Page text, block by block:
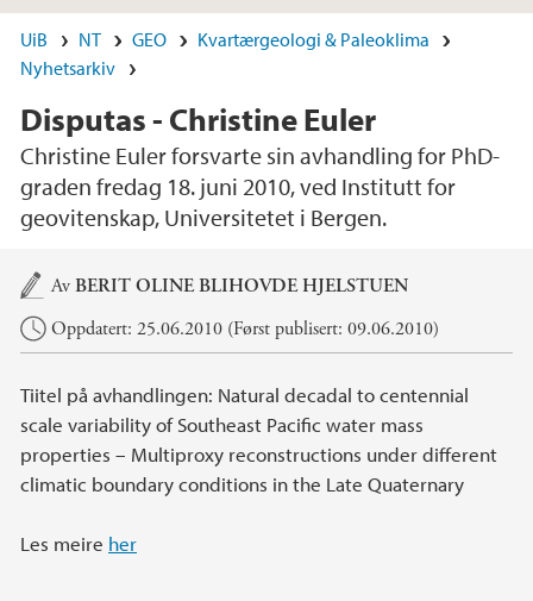
UiB NT GEO
Kvartærgeologi & Paleoklima
Nyhetsarkiv
Disputas - Christine Euler
Christine Euler forsvarte sin avhandling for PhD-
graden fredag 18. juni 2010, ved Institutt for
geovitenskap, Universitetet i Bergen.
Hovedinnhold
AvBERIT OLINE BLIHOVDE HJELSTUEN
Oppdatert: 25.06.2010 (Først publisert: 09.06.2010)
Tiitel på avhandlingen: Natural decadal to centennial
scale variability of Southeast Pacific water mass
properties – Multiproxy reconstructions under different
climatic boundary conditions in the Late Quaternary
Les meire her